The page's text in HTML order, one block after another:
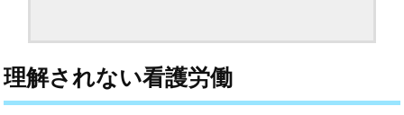
理解されない看護労働